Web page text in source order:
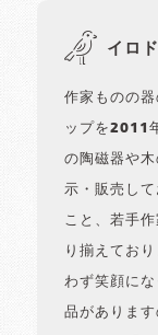
イロ
作家ものの
ップを2011
の陶磁器や
示・販売し
こと、若手
り揃えてお
わず笑顔に
品がありま